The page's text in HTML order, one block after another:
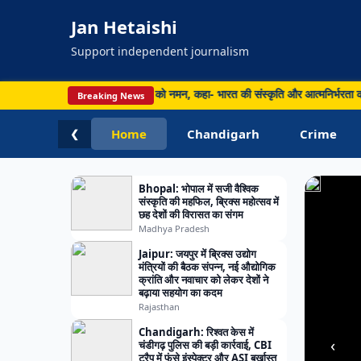
Jan Hetaishi
Support independent journalism
Breaking News
पर नेताओं ने किया बुनकरों को नमन, कहा- भारत की संस्कृति और आत्मनिर्भरता का
❮ Home Chandigarh Crime
Bhopal: भोपाल में सजी वैश्विक
संस्कृति की महफिल, ब्रिक्स महोत्सव में
छह देशों की विरासत का संगम
Madhya Pradesh
Jaipur: जयपुर में ब्रिक्स उद्योग
मंत्रियों की बैठक संपन्न, नई औद्योगिक
क्रांति और नवाचार को लेकर देशों ने
बढ़ाया सहयोग का कदम
Rajasthan
Chandigarh: रिश्वत केस में
चंडीगढ़ पुलिस की बड़ी कार्रवाई, CBI
ट्रैप में फंसे इंस्पेक्टर और ASI बर्खास्त
‹
मृतकों
का
96
पहुंचा